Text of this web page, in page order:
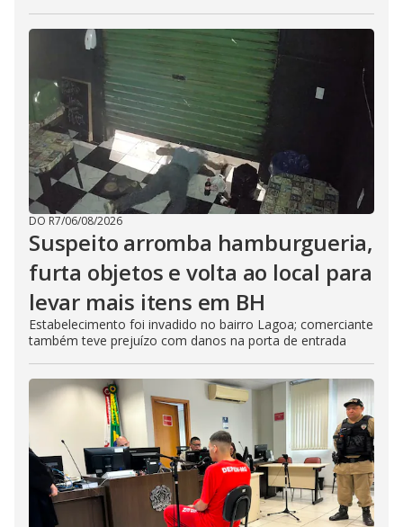
DO R7/06/08/2026
Suspeito arromba hamburgueria,
furta objetos e volta ao local para
levar mais itens em BH
Estabelecimento foi invadido no bairro Lagoa; comerciante
também teve prejuízo com danos na porta de entrada